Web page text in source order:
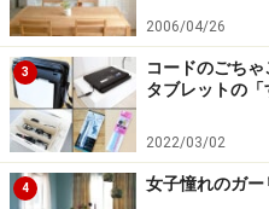
2006/04/26
3
コードのごち
タブレットの「
2022/03/02
4 女子憧れのガ